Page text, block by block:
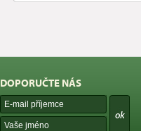
DOPORUČTE NÁS